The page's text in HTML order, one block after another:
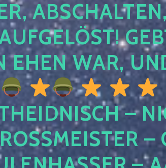
ABSCHALTEN,
GEBT
WAR,
–
–